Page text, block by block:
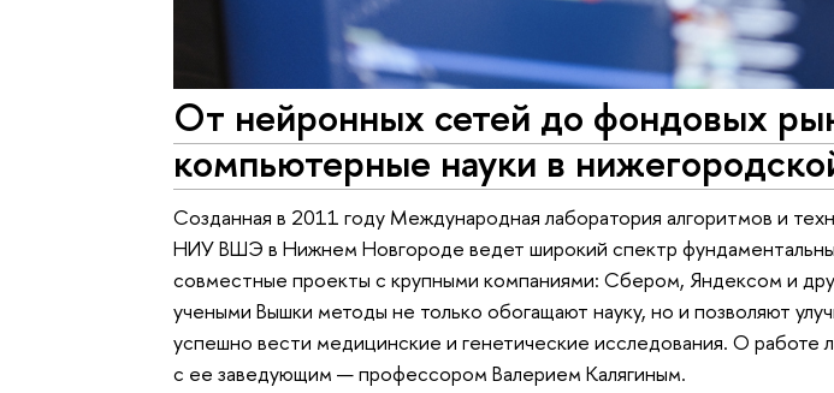
От нейронных сетей до фондовых
компьютерные науки в
Созданная в 2011 году Международная лаборатория алгоритмов и
НИУ ВШЭ в Нижнем Новгороде ведет широкий спектр
совместные проекты с крупными компаниями: Сбером, Яндексом и
учеными Вышки методы не только обогащают науку, но и позволяют
успешно вести медицинские и генетические исследования. О работе
с ее заведующим — профессором Валерием Калягиным.